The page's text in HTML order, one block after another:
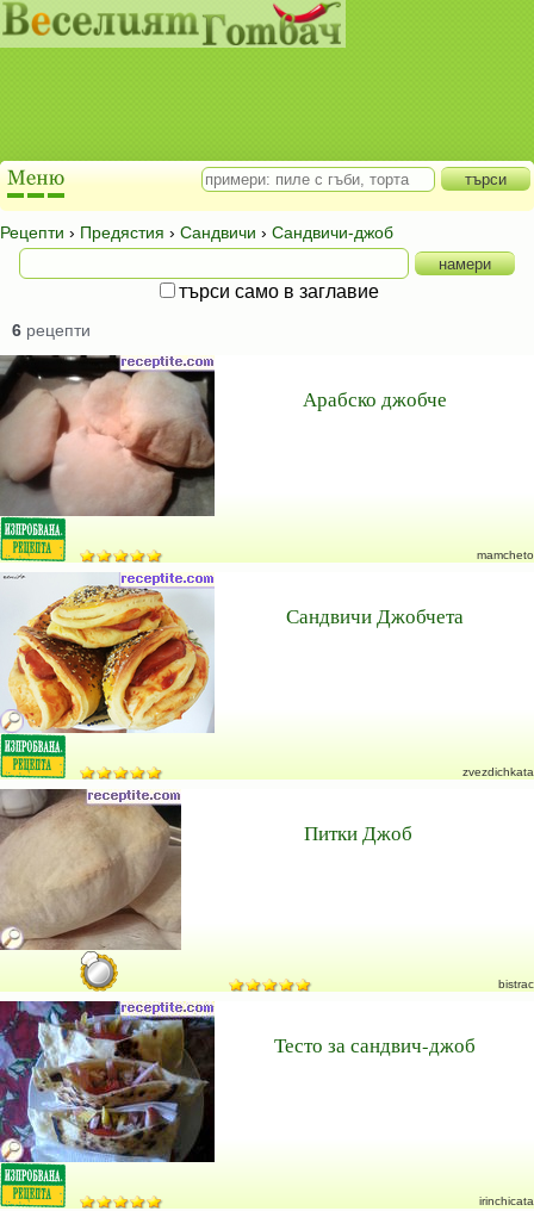
Рецепти › Предястия › Сандвичи › Сандвичи-джоб
търси само в заглавие
6 рецепти
Арабско джобче
mamcheto
Сандвичи Джобчета
zvezdichkata
Питки Джоб
bistrac
Тесто за сандвич-джоб
irinchicata